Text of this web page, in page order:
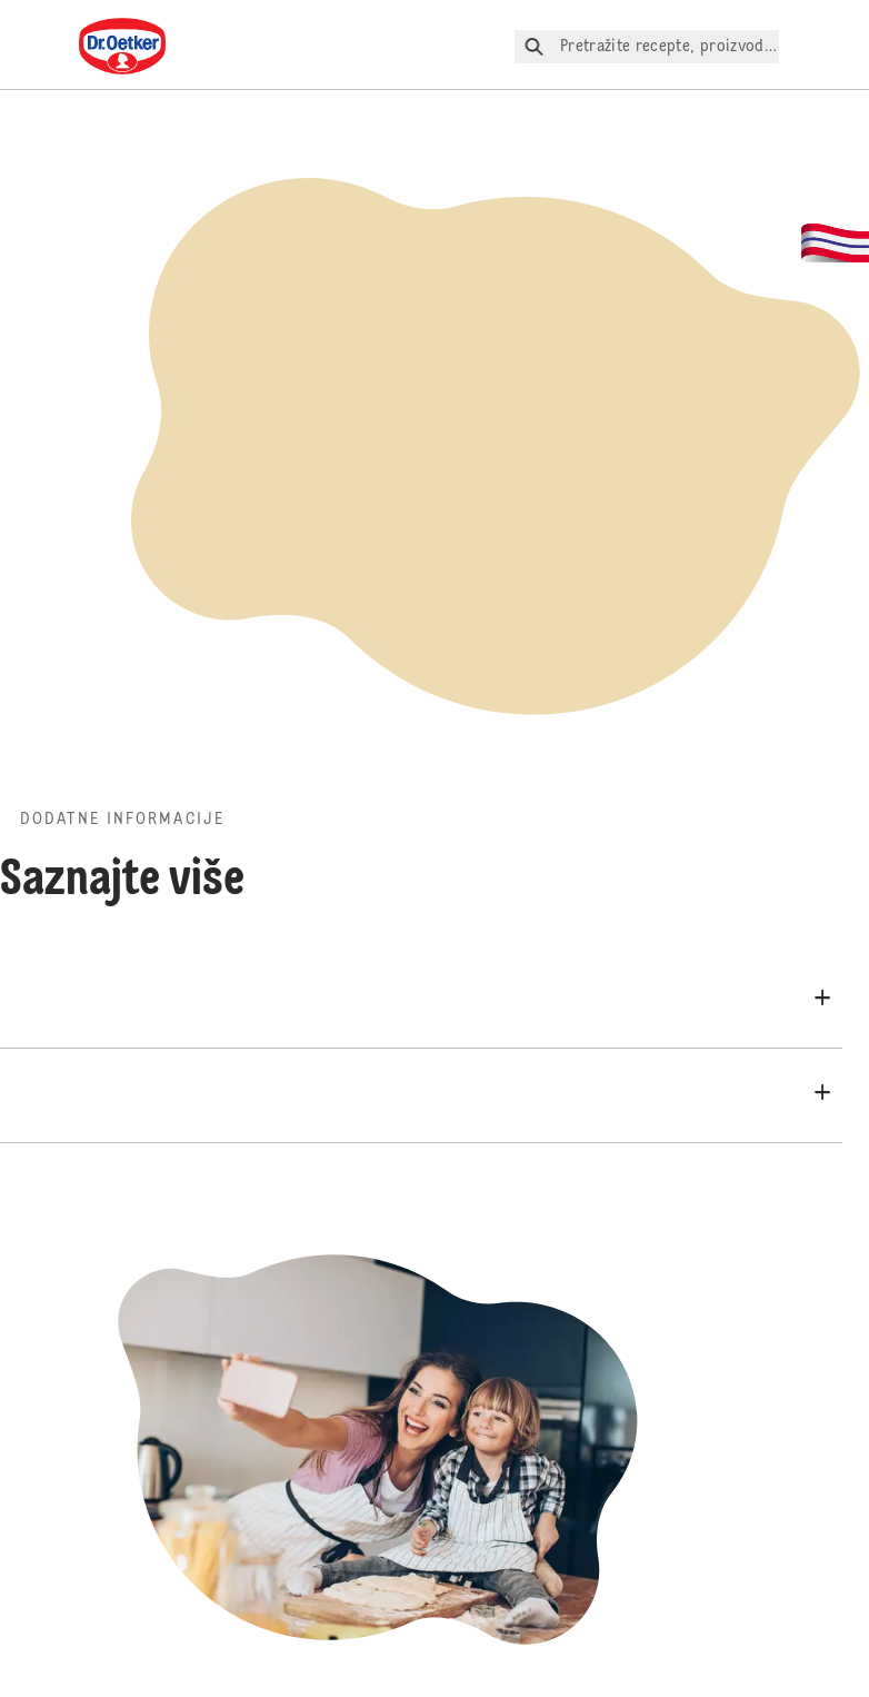
Dr. Oetker
Pretražite recepte, proizvode itd.
DODATNE INFORMACIJE
Saznajte više